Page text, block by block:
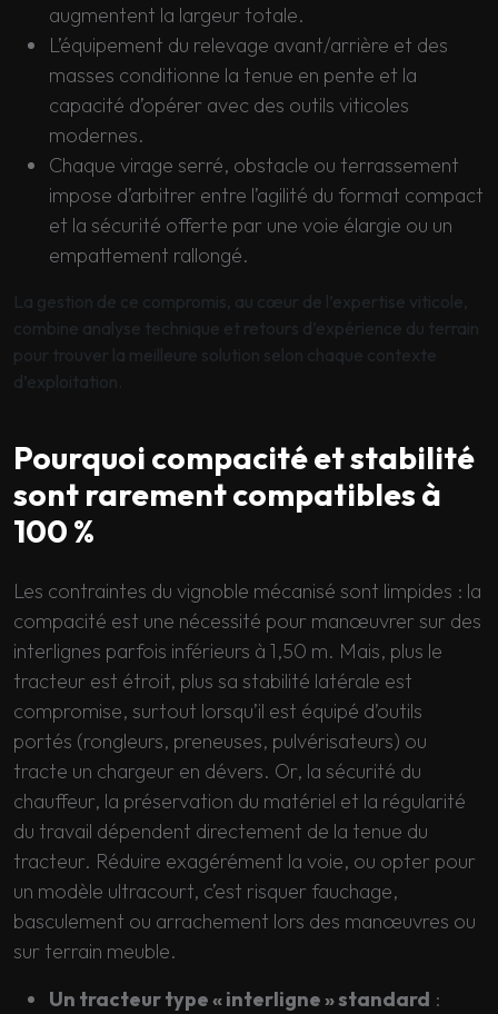
augmentent la largeur totale.
L’équipement du relevage avant/arrière et des
masses conditionne la tenue en pente et la
capacité d’opérer avec des outils viticoles
modernes.
Chaque virage serré, obstacle ou terrassement
impose d’arbitrer entre l’agilité du format compact
et la sécurité offerte par une voie élargie ou un
empattement rallongé.
La gestion de ce compromis, au cœur de l’expertise viticole,
combine analyse technique et retours d’expérience du terrain
pour trouver la meilleure solution selon chaque contexte
d’exploitation.
Pourquoi compacité et stabilité
sont rarement compatibles à
100 %
Les contraintes du vignoble mécanisé sont limpides : la
compacité est une nécessité pour manœuvrer sur des
interlignes parfois inférieurs à 1,50 m. Mais, plus le
tracteur est étroit, plus sa stabilité latérale est
compromise, surtout lorsqu’il est équipé d’outils
portés (rongleurs, preneuses, pulvérisateurs) ou
tracte un chargeur en dévers. Or, la sécurité du
chauffeur, la préservation du matériel et la régularité
du travail dépendent directement de la tenue du
tracteur. Réduire exagérément la voie, ou opter pour
un modèle ultracourt, c’est risquer fauchage,
basculement ou arrachement lors des manœuvres ou
sur terrain meuble.
Un tracteur type « interligne » standard :